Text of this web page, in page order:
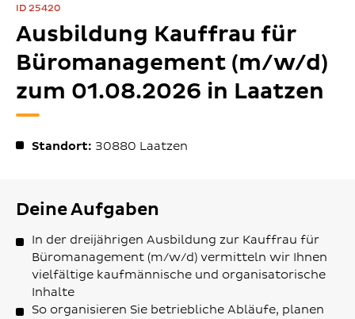
ID 25420
Ausbildung Kauffrau für
Büromanagement (m/w/d)
zum 01.08.2026 in Laatzen
Standort: 30880 Laatzen
Deine Aufgaben
In der dreijährigen Ausbildung zur Kauffrau für
Büromanagement (m/w/d) vermitteln wir Ihnen
vielfältige kaufmännische und organisatorische
Inhalte
So organisieren Sie betriebliche Abläufe, planen